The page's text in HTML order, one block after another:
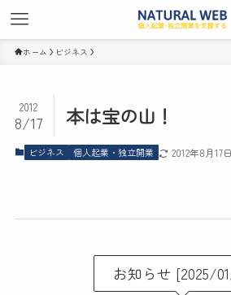
ホーム ビジネス
本は宝の山！
2012
8/17
ビジネス 個人起業・独立開業 2012年8月17日
お知らせ [2025/